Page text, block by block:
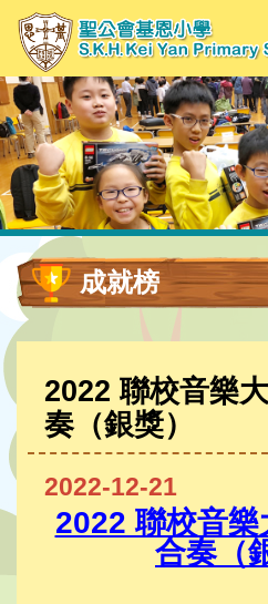
成就榜
2022 聯校音樂
奏（銀獎）
2022-12-21
2022 聯校音
合奏（